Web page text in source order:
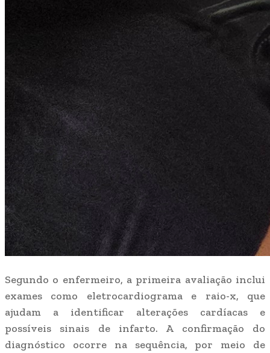
Segundo o enfermeiro, a primeira avaliação inclui
exames como eletrocardiograma e raio-x, que
ajudam a identificar alterações cardíacas e
possíveis sinais de infarto. A confirmação do
diagnóstico ocorre na sequência, por meio de